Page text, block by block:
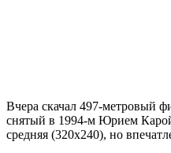
Вчера скачал 497-метровый
снятый в 1994-м Юрием
средняя (320х240), но